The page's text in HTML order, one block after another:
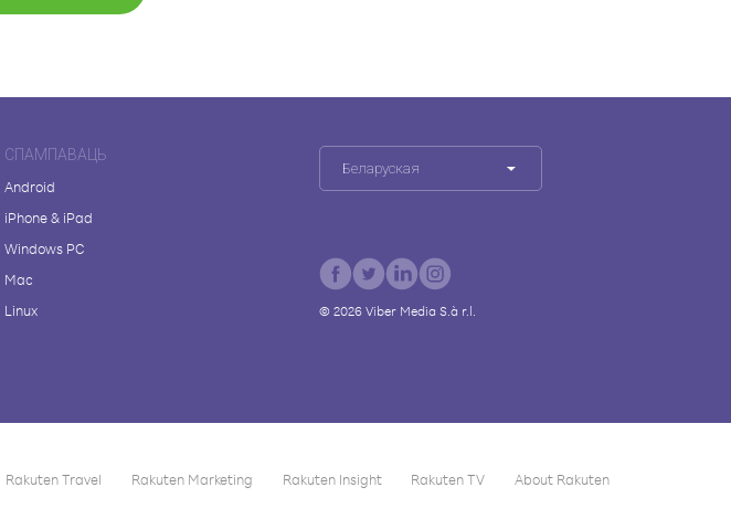
СПАМПАВАЦЬ
Android
iPhone & iPad
Windows PC
Mac
Linux
Беларуская
© 2026 Viber Media S.à r.l.
Rakuten Travel Rakuten Marketing Rakuten Insight Rakuten TV About Rakuten